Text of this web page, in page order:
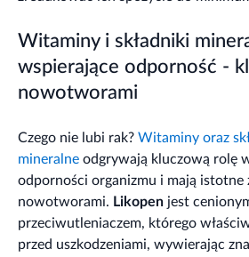
Witaminy i składniki
wspierające odporność -
nowotworami
Czego nie lubi rak? Witaminy oraz
mineralne odgrywają kluczową rolę
odporności organizmu i mają istotne
nowotworami. Likopen jest
przeciwutleniaczem, którego
przed uszkodzeniami, wywierając